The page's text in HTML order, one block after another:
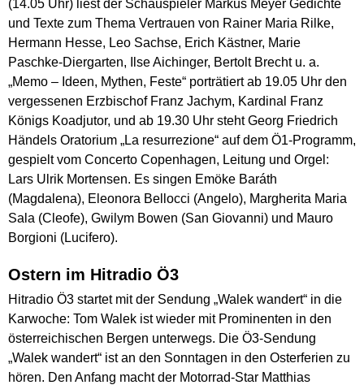
(14.05 Uhr) liest der Schauspieler Markus Meyer Gedichte
und Texte zum Thema Vertrauen von Rainer Maria Rilke,
Hermann Hesse, Leo Sachse, Erich Kästner, Marie
Paschke-Diergarten, Ilse Aichinger, Bertolt Brecht u. a.
„Memo – Ideen, Mythen, Feste“ porträtiert ab 19.05 Uhr den
vergessenen Erzbischof Franz Jachym, Kardinal Franz
Königs Koadjutor, und ab 19.30 Uhr steht Georg Friedrich
Händels Oratorium „La resurrezione“ auf dem Ö1-Programm,
gespielt vom Concerto Copenhagen, Leitung und Orgel:
Lars Ulrik Mortensen. Es singen Emöke Baráth
(Magdalena), Eleonora Bellocci (Angelo), Margherita Maria
Sala (Cleofe), Gwilym Bowen (San Giovanni) und Mauro
Borgioni (Lucifero).
Ostern im Hitradio Ö3
Hitradio Ö3 startet mit der Sendung „Walek wandert“ in die
Karwoche: Tom Walek ist wieder mit Prominenten in den
österreichischen Bergen unterwegs. Die Ö3-Sendung
„Walek wandert“ ist an den Sonntagen in den Osterferien zu
hören. Den Anfang macht der Motorrad-Star Matthias